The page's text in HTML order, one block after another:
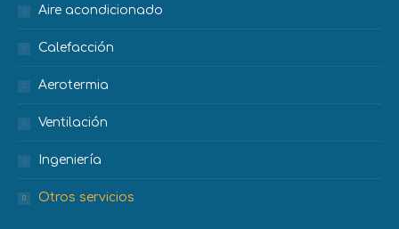
Aire acondicionado
Calefacción
Aerotermia
Ventilación
Ingeniería
Otros servicios